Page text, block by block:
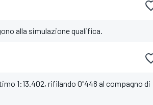
alla simulazione qualifica.
1:13.402, rifilando 0"448 al compagno di